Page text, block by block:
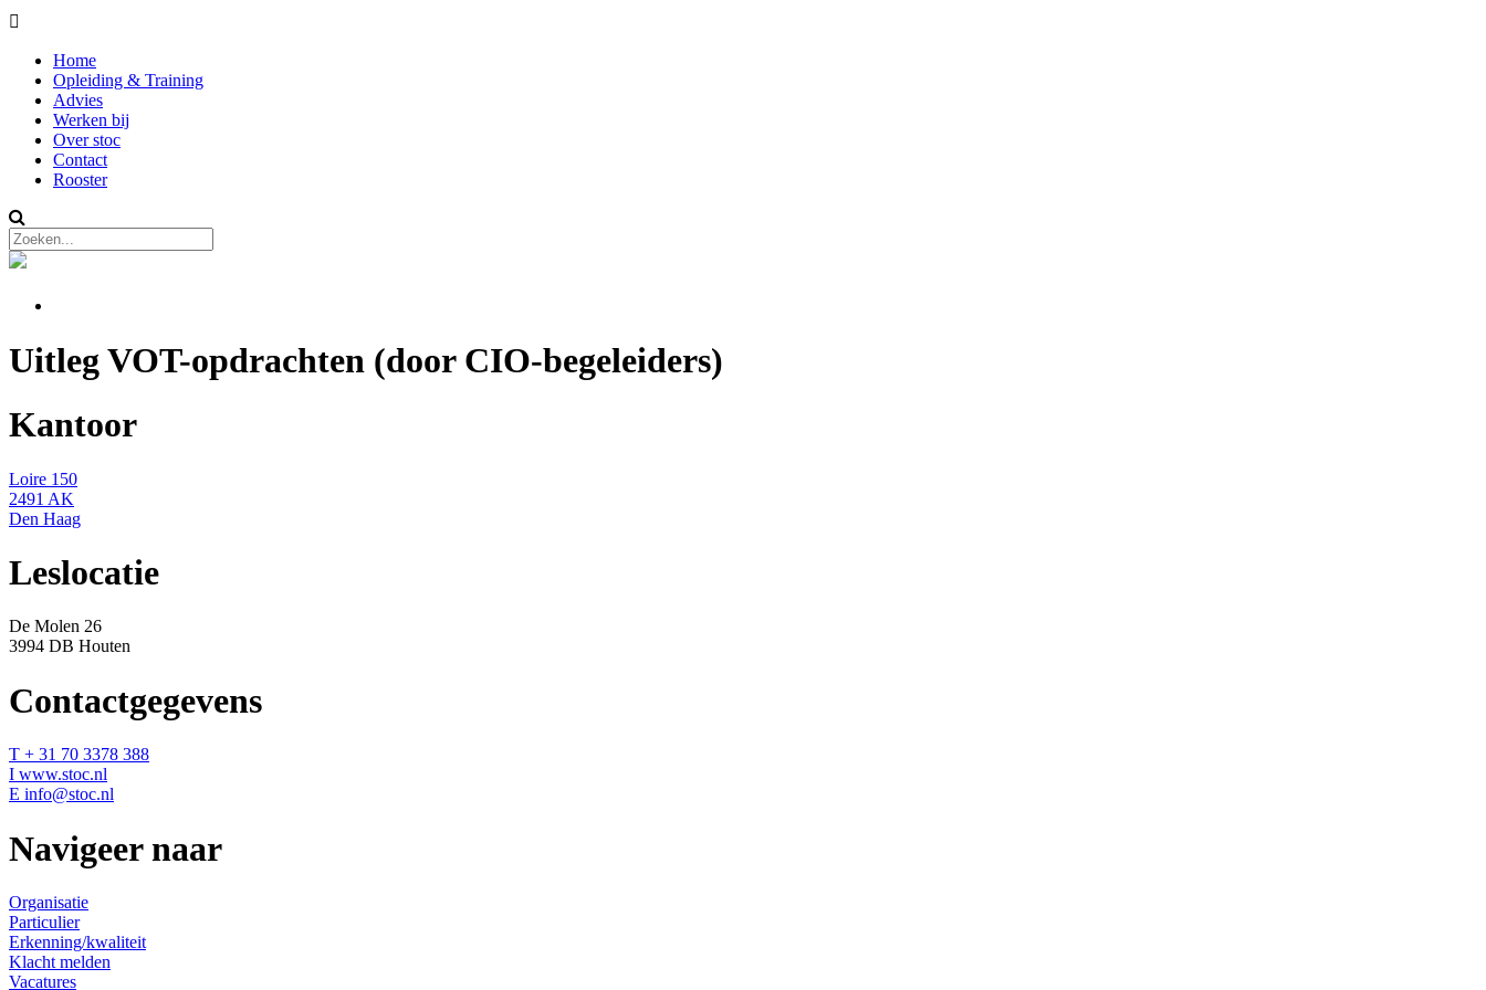
Home
Opleiding & Training
Advies
Werken bij
Over stoc
Contact
Rooster
Uitleg VOT-opdrachten (door CIO-begeleiders)
Kantoor
Loire 150
2491 AK
Den Haag
Leslocatie
De Molen 26
3994 DB Houten
Contactgegevens
T + 31 70 3378 388
I www.stoc.nl
E info@stoc.nl
Navigeer naar
Organisatie
Particulier
Erkenning/kwaliteit
Klacht melden
Vacatures